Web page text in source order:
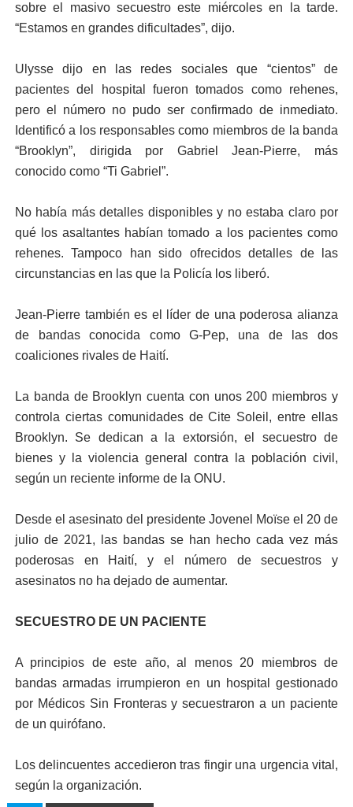
sobre el masivo secuestro este miércoles en la tarde.
“Estamos en grandes dificultades”, dijo.
Ulysse dijo en las redes sociales que “cientos” de
pacientes del hospital fueron tomados como rehenes,
pero el número no pudo ser confirmado de inmediato.
Identificó a los responsables como miembros de la banda
“Brooklyn”, dirigida por Gabriel Jean-Pierre, más
conocido como “Ti Gabriel”.
No había más detalles disponibles y no estaba claro por
qué los asaltantes habían tomado a los pacientes como
rehenes. Tampoco han sido ofrecidos detalles de las
circunstancias en las que la Policía los liberó.
Jean-Pierre también es el líder de una poderosa alianza
de bandas conocida como G-Pep, una de las dos
coaliciones rivales de Haití.
La banda de Brooklyn cuenta con unos 200 miembros y
controla ciertas comunidades de Cite Soleil, entre ellas
Brooklyn. Se dedican a la extorsión, el secuestro de
bienes y la violencia general contra la población civil,
según un reciente informe de la ONU.
Desde el asesinato del presidente Jovenel Moïse el 20 de
julio de 2021, las bandas se han hecho cada vez más
poderosas en Haití, y el número de secuestros y
asesinatos no ha dejado de aumentar.
SECUESTRO DE UN PACIENTE
A principios de este año, al menos 20 miembros de
bandas armadas irrumpieron en un hospital gestionado
por Médicos Sin Fronteras y secuestraron a un paciente
de un quirófano.
Los delincuentes accedieron tras fingir una urgencia vital,
según la organización.